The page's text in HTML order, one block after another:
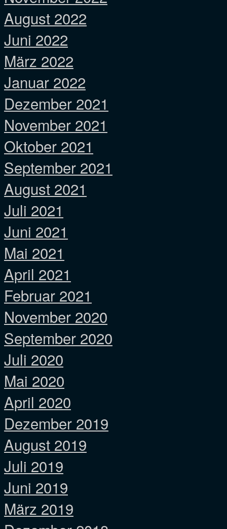
August 2022
Juni 2022
März 2022
Januar 2022
Dezember 2021
November 2021
Oktober 2021
September 2021
August 2021
Juli 2021
Juni 2021
Mai 2021
April 2021
Februar 2021
November 2020
September 2020
Juli 2020
Mai 2020
April 2020
Dezember 2019
August 2019
Juli 2019
Juni 2019
März 2019